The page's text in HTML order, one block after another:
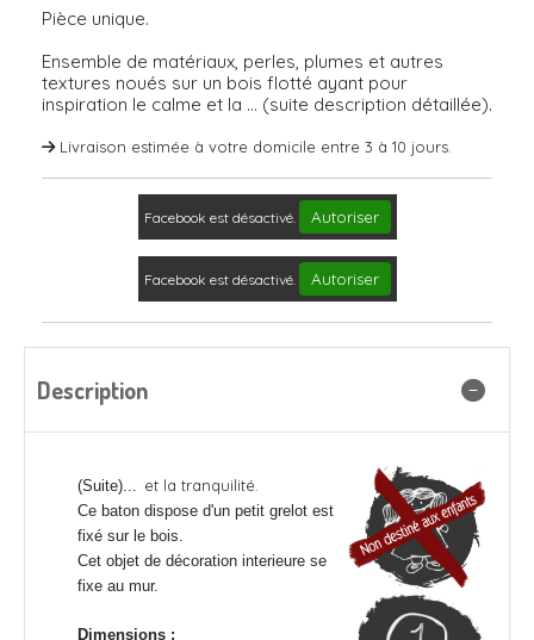
Pièce unique.
Ensemble de matériaux, perles, plumes et autres
textures noués sur un bois flotté ayant pour
inspiration le calme et la ... (suite description détaillée).
Livraison estimée à votre domicile entre 3 à 10 jours.
Facebook est désactivé. Autoriser
Facebook est désactivé. Autoriser
Description
(Suite)... et la tranquilité.
Ce baton dispose d'un petit grelot est
fixé sur le bois.
Cet objet de décoration interieure se
fixe au mur.
Dimensions :